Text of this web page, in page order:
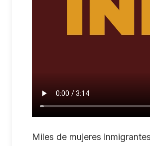
Miles de mujeres